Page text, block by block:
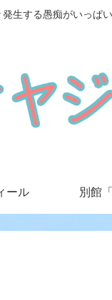
発生する愚痴がいっぱ
ール 別館